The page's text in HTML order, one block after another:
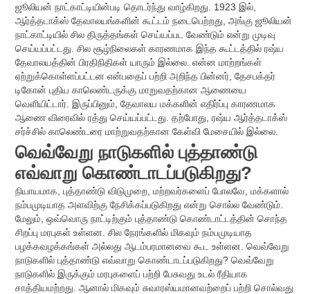
ஜூலியன் நாட்காட்டியின்படி தொடர்ந்து வாழ்கிறது. 1923 இல்,
ஆர்த்தடாக்ஸ் தேவாலயங்களின் கூட்டம் நடைபெற்றது, அங்கு ஜூலியன்
நாட்காட்டியில் சில திருத்தங்கள் செய்யப்பட வேண்டும் என்று முடிவு
செய்யப்பட்டது. சில சூழ்நிலைகள் காரணமாக இந்த கூட்டத்தில் ரஷ்ய
தேவாலயத்தின் பிரதிநிதிகள் யாரும் இல்லை. என்ன மாற்றங்கள்
ஏற்றுக்கொள்ளப்பட்டன என்பதைப் பற்றி அறிந்த பின்னர், தேசபக்தர்
டிகோன் புதிய காலெண்டருக்கு மாறுவதற்கான ஆணையை
வெளியிட்டார். இருப்பினும், தேவாலய மக்களின் எதிர்ப்பு காரணமாக
ஆணை விரைவில் ரத்து செய்யப்பட்டது. தற்போது, ​​ரஷ்ய ஆர்த்தடாக்ஸ்
சர்ச்சில் காலெண்டரை மாற்றுவதற்கான கேள்வி மேசையில் இல்லை.
வெவ்வேறு நாடுகளில் புத்தாண்டு
எவ்வாறு கொண்டாடப்படுகிறது?
நியாயமாக, புத்தாண்டு விடுமுறை, மற்றவர்களைப் போலவே, மக்களால்
நம்பமுடியாத அளவிற்கு நேசிக்கப்படுகிறது என்று சொல்ல வேண்டும்.
மேலும், ஒவ்வொரு நாட்டிற்கும் புத்தாண்டு கொண்டாட்டத்தின் சொந்த
சிறப்பு மரபுகள் உள்ளன. சில நேரங்களில் மிகவும் நம்பமுடியாத
பழக்கவழக்கங்கள் அல்லது ஆடம்பரமானவை கூட உள்ளன. வெவ்வேறு
நாடுகளில் புத்தாண்டு எவ்வாறு கொண்டாடப்படுகிறது? வெவ்வேறு
நாடுகளில் இருக்கும் மரபுகளைப் பற்றி பேசுவது உடல் ரீதியாக
சாத்தியமற்றது. ஆனால் மிகவும் சுவாரஸ்யமானவற்றைப் பற்றி சொல்வது